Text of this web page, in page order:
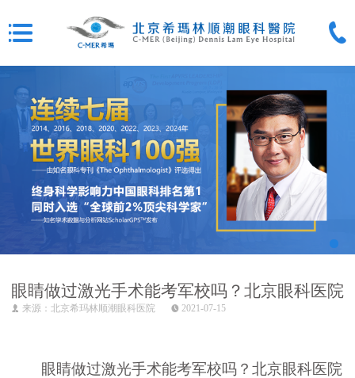
眼睛做过激光手术能考军校吗？北京眼科医院
来源：北京希玛林顺潮眼科医院 2021-07-15
眼睛做过激光手术能考军校吗？北京眼科医院